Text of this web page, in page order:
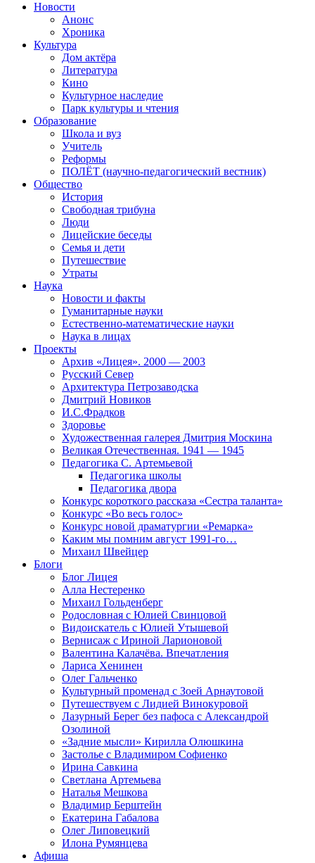
Новости
Анонс
Хроника
Культура
Дом актёра
Литература
Кино
Культурное наследие
Парк культуры и чтения
Образование
Школа и вуз
Учитель
Реформы
ПОЛЁТ (научно-педагогический вестник)
Общество
История
Свободная трибуна
Люди
Лицейские беседы
Семья и дети
Путешествие
Утраты
Наука
Новости и факты
Гуманитарные науки
Естественно-математические науки
Наука в лицах
Проекты
Архив «Лицея». 2000 — 2003
Русский Север
Архитектура Петрозаводска
Дмитрий Новиков
И.С.Фрадков
Здоровье
Художественная галерея Дмитрия Москина
Великая Отечественная. 1941 — 1945
Педагогика С. Артемьевой
Педагогика школы
Педагогика двора
Конкурс короткого рассказа «Сестра таланта»
Конкурс «Во весь голос»
Конкурс новой драматургии «Ремарка»
Каким мы помним август 1991-го…
Михаил Швейцер
Блоги
Блог Лицея
Алла Нестеренко
Михаил Гольденберг
Родословная с Юлией Свинцовой
Видоискатель с Юлией Утышевой
Вернисаж с Ириной Ларионовой
Валентина Калачёва. Впечатления
Лариса Хенинен
Олег Гальченко
Культурный променад с Зоей Арнаутовой
Путешествуем с Лидией Винокуровой
Лазурный Берег без пафоса с Александрой
Озолиной
«Задние мысли» Кирилла Олюшкина
Застолье с Владимиром Софиенко
Ирина Савкина
Светлана Артемьева
Наталья Мешкова
Владимир Берштейн
Екатерина Габалова
Олег Липовецкий
Илона Румянцева
Афиша